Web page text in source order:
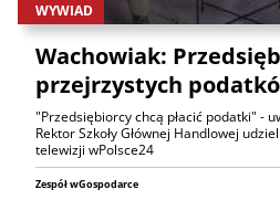
WYWIAD
Wachowiak:
przejrzystych
"Przedsiębiorcy chcą płacić podatki" -
Rektor Szkoły Głównej Handlowej
telewizji wPolsce24
Zespół wGospodarce